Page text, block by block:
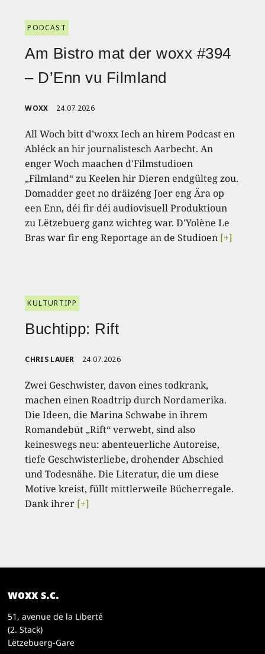
PODCAST
Am Bistro mat der woxx #394
– D’Enn vu Filmland
WOXX 24.07.2026
All Woch bitt d’woxx Iech an hirem Podcast en
Abléck an hir journalistesch Aarbecht. An
enger Woch maachen d'Filmstudioen
„Filmland“ zu Keelen hir Dieren endgülteg zou.
Domadder geet no dräizéng Joer eng Ära op
een Enn, déi fir déi audiovisuell Produktioun
zu Lëtzebuerg ganz wichteg war. D'Yolène Le
Bras war fir eng Reportage an de Studioen [+]
KULTURTIPP
Buchtipp: Rift
CHRIS LAUER 24.07.2026
Zwei Geschwister, davon eines todkrank,
machen einen Roadtrip durch Nordamerika.
Die Ideen, die Marina Schwabe in ihrem
Romandebüt „Rift“ verwebt, sind also
keineswegs neu: abenteuerliche Autoreise,
tiefe Geschwisterliebe, drohender Abschied
und Todesnähe. Die Literatur, die um diese
Motive kreist, füllt mittlerweile Bücherregale.
Dank ihrer [+]
woxx s.c.
51, avenue de la Liberté
(2. Stack)
Lëtzebuerg-Gare